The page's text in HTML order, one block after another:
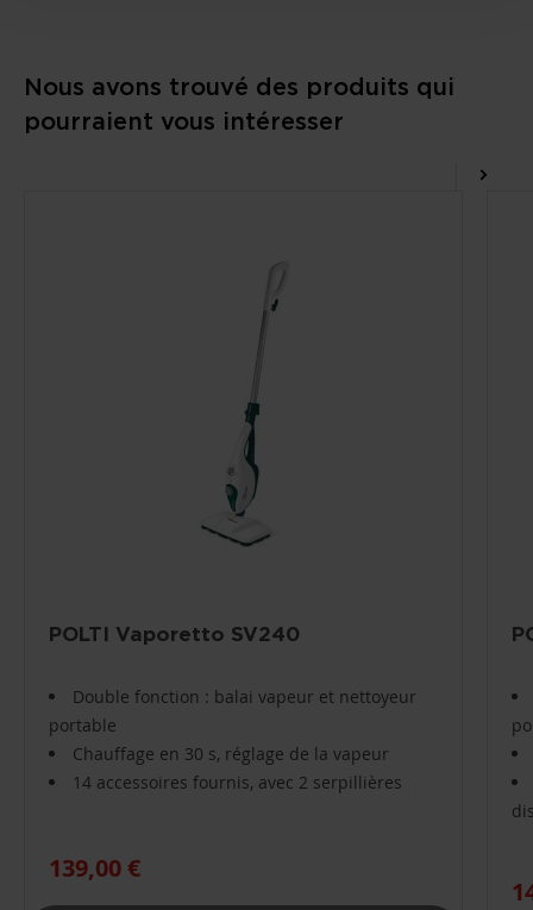
Nous avons trouvé des produits qui
pourraient vous intéresser
POLTI Vaporetto SV240
Double fonction : balai vapeur et nettoyeur
portable
Chauffage en 30 s, réglage de la vapeur
14 accessoires fournis, avec 2 serpillières
139,00 €